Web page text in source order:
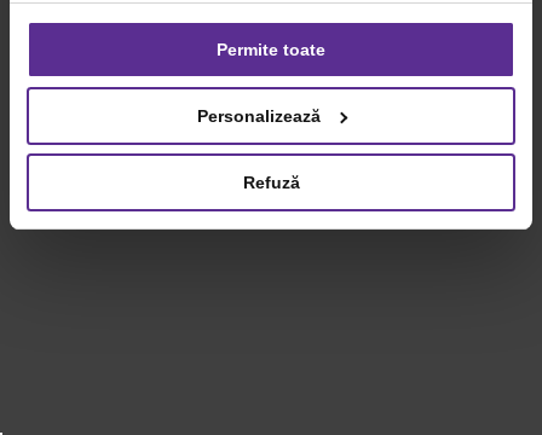
consimțământul oricând, făcând click pe linkul către
setările dvs. de cookie-uri.
privind utilizarea modulelor cookie.Detalii
Permite toate
Personalizează
Refuză